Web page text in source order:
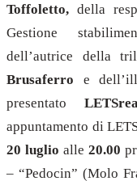
Toffoletto, della
Gestione
dell’autrice della
Brusaferro e
presentato
appuntamento di
20 luglio alle 20.00
– “Pedocin” (Molo